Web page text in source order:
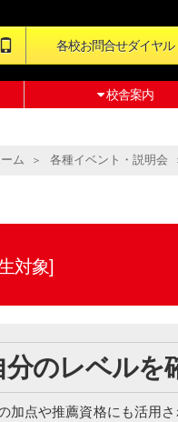
各校お問合せダイヤル
校舎案内
ム 各種イベント・説明会
対象]
のレベルを
点や推薦資格にも活用